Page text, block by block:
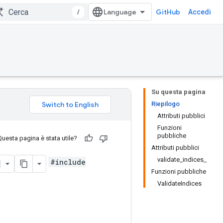
/ GitHub Accedi
Su questa pagina
Riepilogo
Attributi pubblici
Funzioni
pubbliche
Attributi pubblici
validate_indices_
Funzioni pubbliche
ValidateIndices
pagina è stata utile?
#include